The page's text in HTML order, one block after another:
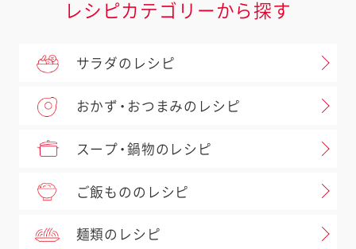
レシピカテゴリーから探す
サラダのレシピ
おかず・おつまみのレシピ
スープ・鍋物のレシピ
ご飯もののレシピ
麺類のレシピ